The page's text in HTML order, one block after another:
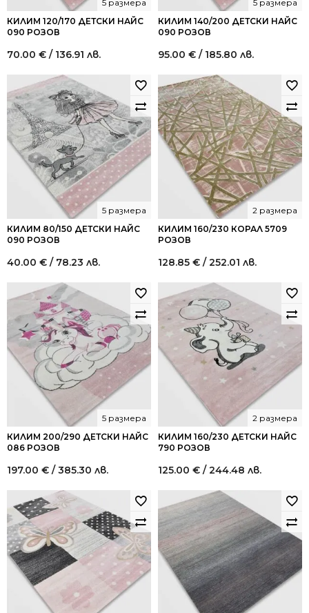
КИЛИМ 120/170 ДЕТСКИ НАЙС
090 РОЗОВ
5 размера
70.00 € / 136.91 лв.
КИЛИМ 140/200 ДЕТСКИ НАЙС
090 РОЗОВ
5 размера
95.00 € / 185.80 лв.
КИЛИМ 80/150 ДЕТСКИ НАЙС
090 РОЗОВ
5 размера
40.00 € / 78.23 лв.
КИЛИМ 160/230 КОРАЛ 5709
РОЗОВ
2 размера
128.85 € / 252.01 лв.
КИЛИМ 200/290 ДЕТСКИ НАЙС
086 РОЗОВ
5 размера
197.00 € / 385.30 лв.
КИЛИМ 160/230 ДЕТСКИ НАЙС
790 РОЗОВ
2 размера
125.00 € / 244.48 лв.